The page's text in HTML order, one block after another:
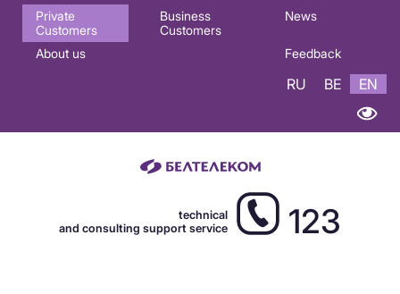
Основная
навигация
Private
Customers
Business
Customers
News
About us Feedback
RU BE EN
technical
and consulting support service
123